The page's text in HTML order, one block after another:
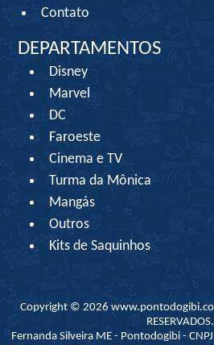
Contato
DEPARTAMENTOS
Disney
Marvel
DC
Faroeste
Cinema e TV
Turma da Mônica
Mangás
Outros
Kits de Saquinhos
Copyright © 2026
RESERVADOS.
Fernanda Silveira ME - Pontodogibi -